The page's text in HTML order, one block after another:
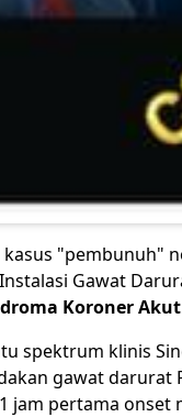
"pembunuh"
Gawat
Koroner Akut
spektrum klinis
gawat darurat
jam pertama